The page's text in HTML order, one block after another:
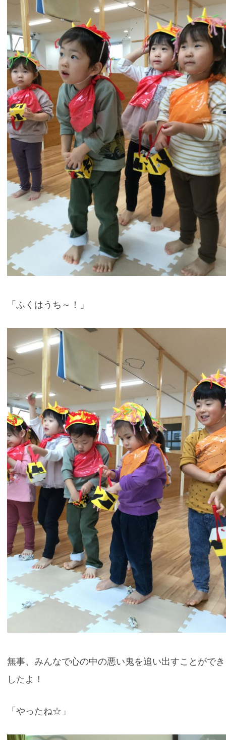
「ふくはうち～！」
無事、みんなで心の中の悪い鬼を追い出すことがで
したよ！
「やったね☆」